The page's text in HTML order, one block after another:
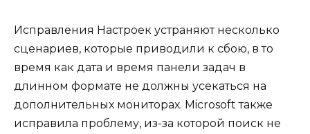
Исправления Настроек устраняют несколько
сценариев, которые приводили к сбою, в то
время как дата и время панели задач в
длинном формате не должны усекаться на
дополнительных мониторах. Microsoft также
исправила проблему, из-за которой поиск не